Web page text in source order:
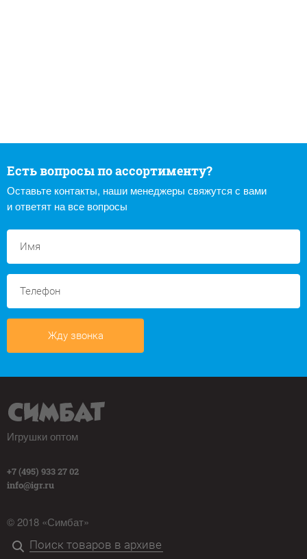
Есть вопросы по ассортименту?
Оставьте контакты, наши менеджеры свяжутся с вами
и ответят на все вопросы
Жду звонка
Игрушки оптом
+7 (495) 933 27 02
info@igr.ru
© 2018 «Симбат»